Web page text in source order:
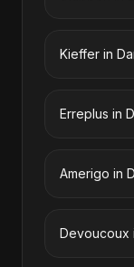
Kieffer in
Erreplus in
Amerigo in
Devoucoux